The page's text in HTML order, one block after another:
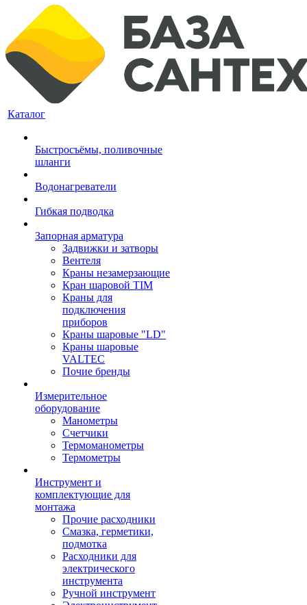
Каталог
Быстросъёмы, поливочные
шланги
Водонагреватели
Гибкая подводка
Запорная арматура
Задвижки и затворы
Вентеля
Краны незамерзающие
Кран шаровой TIM
Краны для
подключения
приборов
Краны шаровые "LD"
Краны шаровые
VALTEC
Почие бренды
Измерительное
оборудование
Манометры
Счетчики
Термоманометры
Термометры
Инструмент и
комплектующие для
монтажа
Прочие расходники
Смазка, герметики,
подмотка
Расходники для
электрического
инструмента
Ручной инструмент